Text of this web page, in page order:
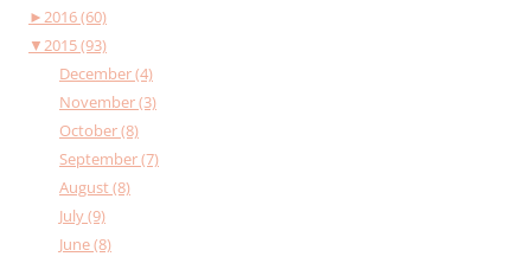
►2016 (60)
▼2015 (93)
December (4)
November (3)
October (8)
September (7)
August (8)
July (9)
June (8)